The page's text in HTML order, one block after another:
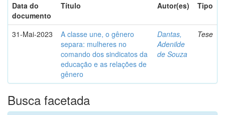
Data do
documento
Título Autor(es) Tipo
31-Mai-2023
A classe une, o gênero
separa: mulheres no
comando dos sindicatos da
educação e as relações de
gênero
Dantas,
Adenilde
de Souza
Tese
Busca facetada